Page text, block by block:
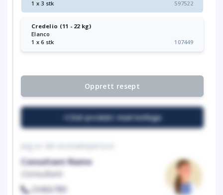
1 x 3 stk
597522
Credelio (11 - 22 kg)
Elanco
1 x 6 stk
107449
Opprett resept
Del produkt med kollega
Jeg er din kontaktperson
Consultant Name
Consultant
23456789